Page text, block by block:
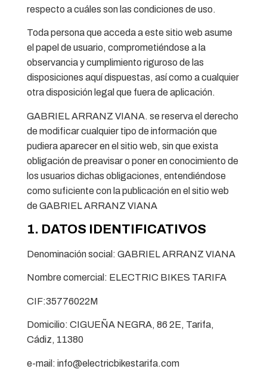
respecto a cuáles son las condiciones de uso.
Toda persona que acceda a este sitio web asume
el papel de usuario, comprometiéndose a la
observancia y cumplimiento riguroso de las
disposiciones aquí dispuestas, así como a cualquier
otra disposición legal que fuera de aplicación.
GABRIEL ARRANZ VIANA. se reserva el derecho
de modificar cualquier tipo de información que
pudiera aparecer en el sitio web, sin que exista
obligación de preavisar o poner en conocimiento de
los usuarios dichas obligaciones, entendiéndose
como suficiente con la publicación en el sitio web
de GABRIEL ARRANZ VIANA
1. DATOS IDENTIFICATIVOS
Denominación social: GABRIEL ARRANZ VIANA
Nombre comercial: ELECTRIC BIKES TARIFA
CIF:35776022M
Domicilio: CIGUEÑA NEGRA, 86 2E, Tarifa,
Cádiz, 11380
e-mail: info@electricbikestarifa.com